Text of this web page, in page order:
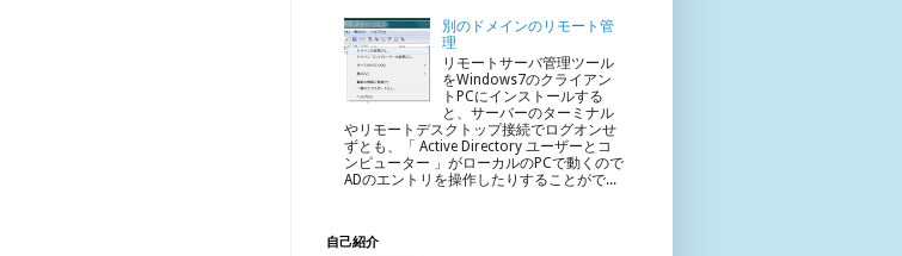
別のドメインのリモート管
理
リモートサーバ管理ツール
をWindows7のクライアン
トPCにインストールする
と、サーバーのターミナル
やリモートデスクトップ接続でログオンせ
ずとも、「 Active Directory ユーザーとコ
ンピューター 」がローカルのPCで動くので
ADのエントリを操作したりすることがで...
自己紹介